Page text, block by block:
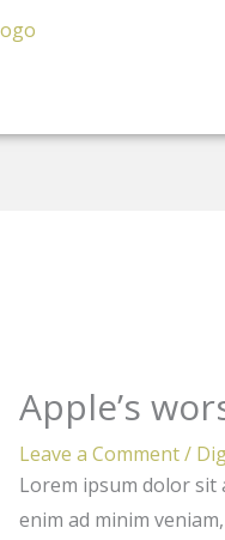
Apple’s
Leave a Comment/
Lorem ipsum dolor sit
enim ad minim